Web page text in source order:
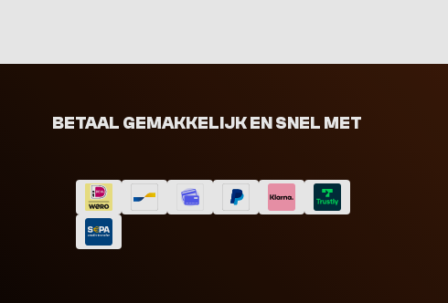
BETAAL GEMAKKELIJK EN SNEL MET